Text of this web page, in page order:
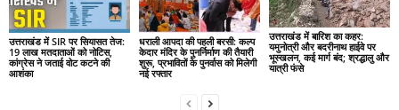
उत्तराखंड में SIR पर सियासत तेज:
19 लाख मतदाताओं को नोटिस,
कांग्रेस ने जताई वोट कटने की
आशंका
धराली आपदा की पहली बरसी: कल्प
केदार मंदिर के पुनर्निर्माण की तैयारी
शुरू, प्रभावितों के पुनर्वास को मिलेगी
नई रफ्तार
उत्तराखंड में बारिश का कहर:
यमुनोत्री और बदरीनाथ हाईवे पर
भूस्खलन, कई मार्ग बंद; श्रद्धालु और
यात्री फंसे